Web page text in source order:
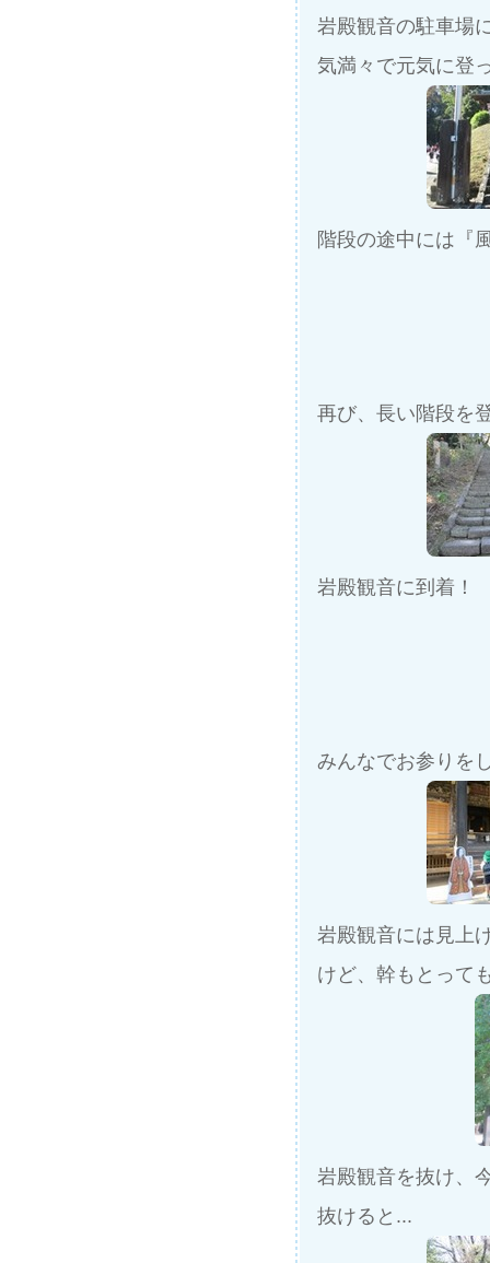
岩殿観音の駐車場
気満々で元気に登
階段の途中には『
再び、長い階段を
岩殿観音に到着！
みんなでお参りを
岩殿観音には見上
けど、幹もとって
岩殿観音を抜け、
抜けると...